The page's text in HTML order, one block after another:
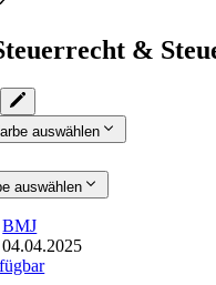
&
auswählen
auswählen
BMJ
04.04.2025